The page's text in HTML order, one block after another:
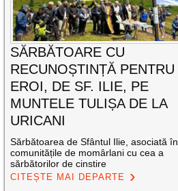
SĂRBĂTOARE CU
RECUNOȘTINȚĂ PENTRU
EROI, DE SF. ILIE, PE
MUNTELE TULIȘA DE LA
URICANI
Sărbătoarea de Sfântul Ilie, asociată în
comunitățile de momârlani cu cea a
sărbătorilor de cinstire
CITEȘTE MAI DEPARTE